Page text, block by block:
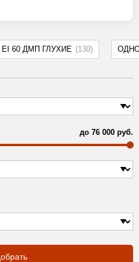
60 ДМП ГЛУХИЕ (130)
до 76 000 руб.